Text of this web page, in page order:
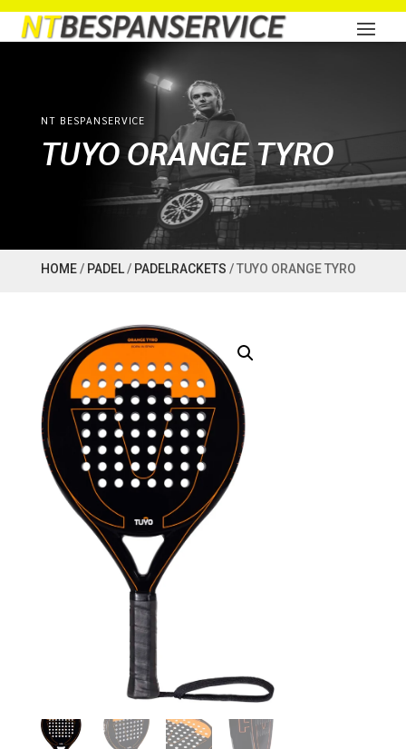
NT BESPANSERVICE
TUYO ORANGE TYRO
HOME/ PADEL/ PADELRACKETS / TUYO ORANGE TYRO